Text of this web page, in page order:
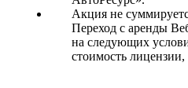
Акция не
Переход с аренды
на следующих
стоимость